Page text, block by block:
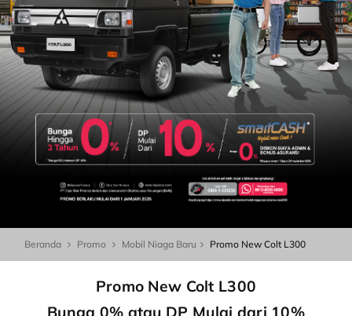
Beranda Promo Mobil Niaga Baru Promo New Colt L300
Promo New Colt L300
Bunga 0% atau DP Mulai dari 10%